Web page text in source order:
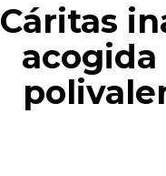
Cáritas
acogida